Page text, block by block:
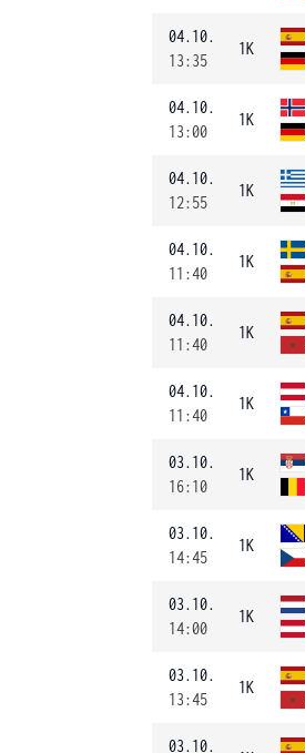
04.10.
13:35
1K
04.10.
13:00
1K
04.10.
12:55
1K
04.10.
11:40
1K
04.10.
11:40
1K
04.10.
11:40
1K
03.10.
16:10
1K
03.10.
14:45
1K
03.10.
14:00
1K
03.10.
13:45
1K
03.10.